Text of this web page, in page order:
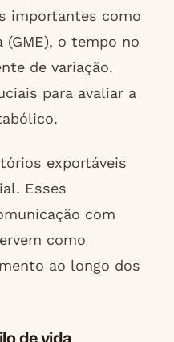
importantes como
o tempo no
de variação.
para avaliar a
exportáveis
Esses
com
como
ao longo dos
de vida